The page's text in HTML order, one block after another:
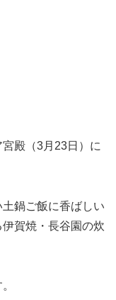
殿（3月23日）に
鍋ご飯に香ばしい
賀焼・長谷園の炊